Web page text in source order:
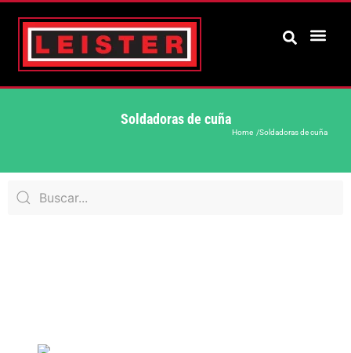
Soldadoras de cuña
Home /Soldadoras de cuña